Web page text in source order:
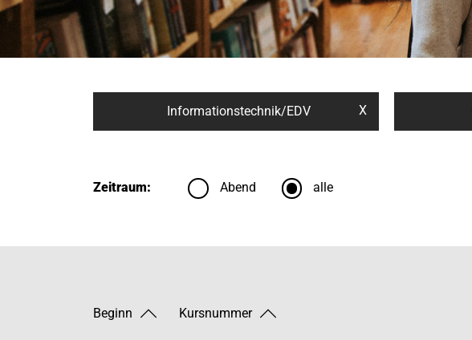
Informationstechnik/EDV X
Zeitraum: Abend alle
Beginn Kursnummer